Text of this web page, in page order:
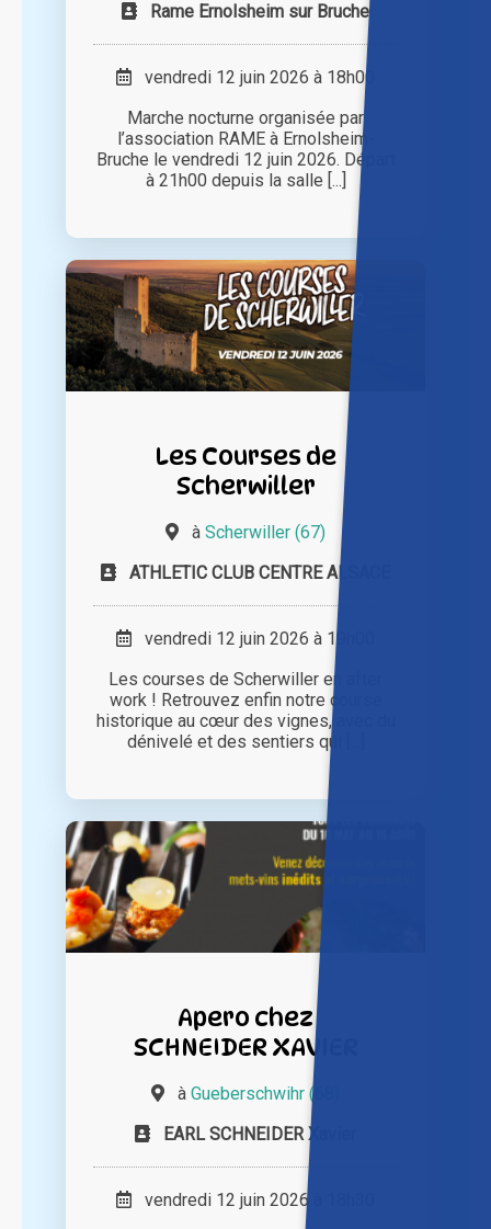
Rame Ernolsheim sur Bruche
vendredi 12 juin 2026 à 18h00
Marche nocturne organisée par
l’association RAME à Ernolsheim-
Bruche le vendredi 12 juin 2026. Départ
à 21h00 depuis la salle [...]
Les Courses de
Scherwiller
à Scherwiller (67)
ATHLETIC CLUB CENTRE ALSACE
vendredi 12 juin 2026 à 19h00
Les courses de Scherwiller en after
work ! Retrouvez enfin notre course
historique au cœur des vignes, avec du
dénivelé et des sentiers qui [...]
Apero chez
SCHNEIDER XAVIER
à Gueberschwihr (68)
EARL SCHNEIDER Xavier
vendredi 12 juin 2026 à 18h30